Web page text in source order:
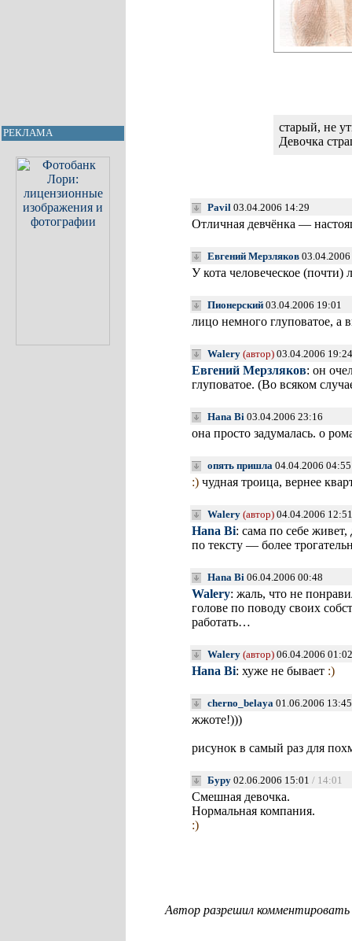
РЕКЛАМА
старый, не
Девочка
Pavil 03.04.2006 14:29
Отличная девчёнка —
Евгений Мерзляков
У кота человеческое (почти)
Пионерский 03.04.2006 19:01
лицо немного глуповатое, а
Walery (автор) 03.04.2006 19:24
Евгений Мерзляков: он
глуповатое. (Во всяком
Hana Bi 03.04.2006 23:16
она просто задумалась. о
опять пришла 04.04.2006
:) чудная троица, вернее
Walery (автор) 04.04.2006 12:51
Hana Bi: сама по себе живет,
по тексту — более
Hana Bi 06.04.2006 00:48
Walery: жаль, что не
голове по поводу своих
работать…
Walery (автор) 06.04.2006 01:02
Hana Bi: хуже не бывает :)
cherno_belaya 01.06.2006 13:45
жжоте!)))
рисунок в самый раз для
Буру 02.06.2006 15:01 / 14:01
Смешная девочка.
Нормальная компания.
:)
Автор разрешил